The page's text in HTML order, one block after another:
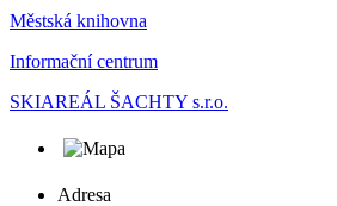
Městská knihovna
Informační centrum
SKIAREÁL ŠACHTY s.r.o.
Adresa